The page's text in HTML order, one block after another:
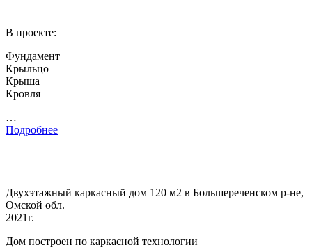
В проекте:
Фундамент
Крыльцо
Крыша
Кровля
…
Подробнее
Двухэтажный каркасный дом 120 м2 в Большереченском р-не,
Омской обл.
2021г.
Дом построен по каркасной технологии